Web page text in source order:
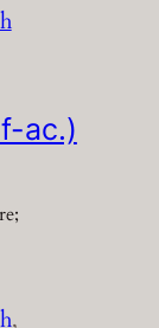
ac.)